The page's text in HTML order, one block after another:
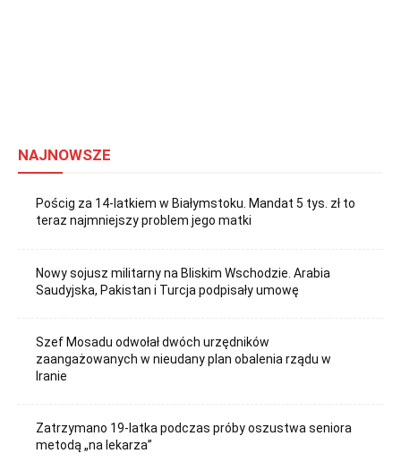
NAJNOWSZE
Pościg za 14-latkiem w Białymstoku. Mandat 5 tys. zł to
teraz najmniejszy problem jego matki
Nowy sojusz militarny na Bliskim Wschodzie. Arabia
Saudyjska, Pakistan i Turcja podpisały umowę
Szef Mosadu odwołał dwóch urzędników
zaangażowanych w nieudany plan obalenia rządu w
Iranie
Zatrzymano 19-latka podczas próby oszustwa seniora
metodą „na lekarza”